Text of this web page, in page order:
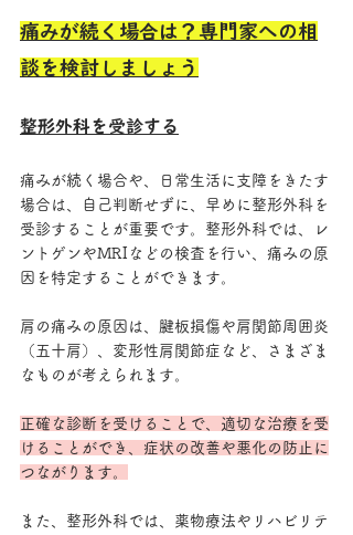
痛みが続く場合は？専門家への相
談を検討しましょう
整形外科を受診する
痛みが続く場合や、日常生活に支障をきたす
場合は、自己判断せずに、早めに整形外科を
受診することが重要です。整形外科では、レ
ントゲンやMRIなどの検査を行い、痛みの原
因を特定することができます。
肩の痛みの原因は、腱板損傷や肩関節周囲炎
（五十肩）、変形性肩関節症など、さまざま
なものが考えられます。
正確な診断を受けることで、適切な治療を受
けることができ、症状の改善や悪化の防止に
つながります。
また、整形外科では、薬物療法やリハビリテ